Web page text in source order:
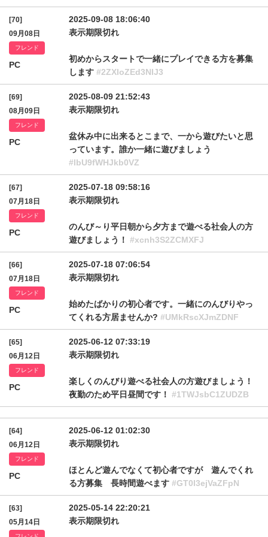
[70]
09月08日
フレンド
PC
2025-09-08 18:06:40
表示期限切れ
初めからスタートで一緒にプレイできる方を募集
します #2ZXloZEd3NlJ3
[69]
08月09日
フレンド
PC
2025-08-09 21:52:43
表示期限切れ
盆休み中に出来るとこまで、一から遊びたいと思
っています。誰か一緒に遊びましょう
#lbU9fWHJkb0VZ
[67]
07月18日
フレンド
PC
2025-07-18 09:58:16
表示期限切れ
のんび～り平日朝から夕方まで遊べる社会人の方
遊びましょう！ #xcnh3S2ZCMXFJ
[66]
07月18日
フレンド
PC
2025-07-18 07:06:54
表示期限切れ
始めたばかりの初心者です。一緒にのんびりやっ
てくれる方居ませんか? #UMkRscXJmZDNF
[65]
06月12日
フレンド
PC
2025-06-12 07:33:19
表示期限切れ
楽しくのんびり遊べる社会人の方遊びましょう！
夜勤のため平日昼間です！ #1TWJsbC1ZUDZB
[64]
06月12日
フレンド
PC
2025-06-12 01:02:30
表示期限切れ
ほとんど遊んでなくて初心者ですが 遊んでくれ
る方募集 長時間遊べます #GT0l3ejVaZFpN
[63]
05月14日
2025-05-14 22:20:21
表示期限切れ